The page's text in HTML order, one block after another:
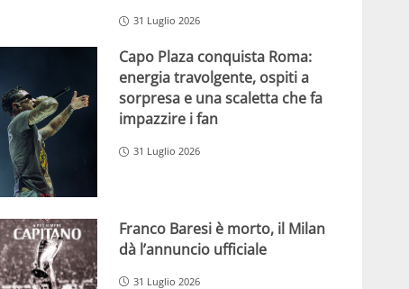
31 Luglio 2026
Capo Plaza conquista Roma:
energia travolgente, ospiti a
sorpresa e una scaletta che fa
impazzire i fan
31 Luglio 2026
Franco Baresi è morto, il Milan
dà l’annuncio ufficiale
31 Luglio 2026